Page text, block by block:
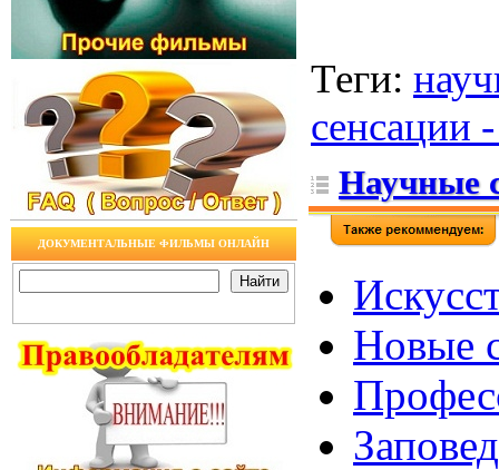
ДОКУМЕНТАЛЬНЫЕ ФИЛЬМЫ ОНЛАЙН
Теги:
сенсации
Научные
Новые